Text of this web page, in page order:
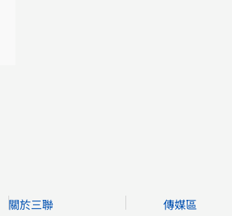
關於三聯 傳媒區